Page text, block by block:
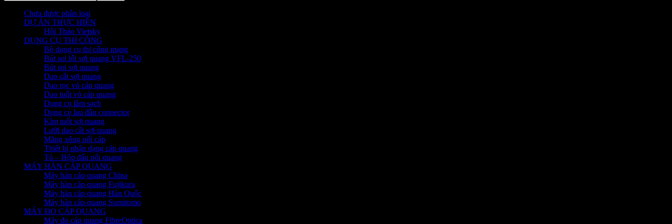
Chưa được phân loại
DỰ ÁN THỰC HIỆN
Hội Thảo Vietsky
DỤNG CỤ THI CÔNG
Bộ dụng cụ thi công mạng
Bút soi lỗi sợi quang VFL-250
Bút soi sợi quang
Dao cắt sợi quang
Dao rọc vỏ cáp quang
Dao tuốt vỏ cáp quang
Dụng cụ làm sạch
Dụng cụ lau đầu connector
Kìm tuốt sợi quang
Lưỡi dao cắt sợi quang
Măng xông nối cáp
Thiết bị nhận dạng cáp quang
Tủ – Hộp đấu nối quang
MÁY HÀN CÁP QUANG
Máy hàn cáp quang China
Máy hàn cáp quang Fujikura
Máy hàn cáp quang Hàn Quốc
Máy hàn cáp quang Sumitomo
MÁY ĐO CÁP QUANG
Máy đo cáp quang FibreOptica